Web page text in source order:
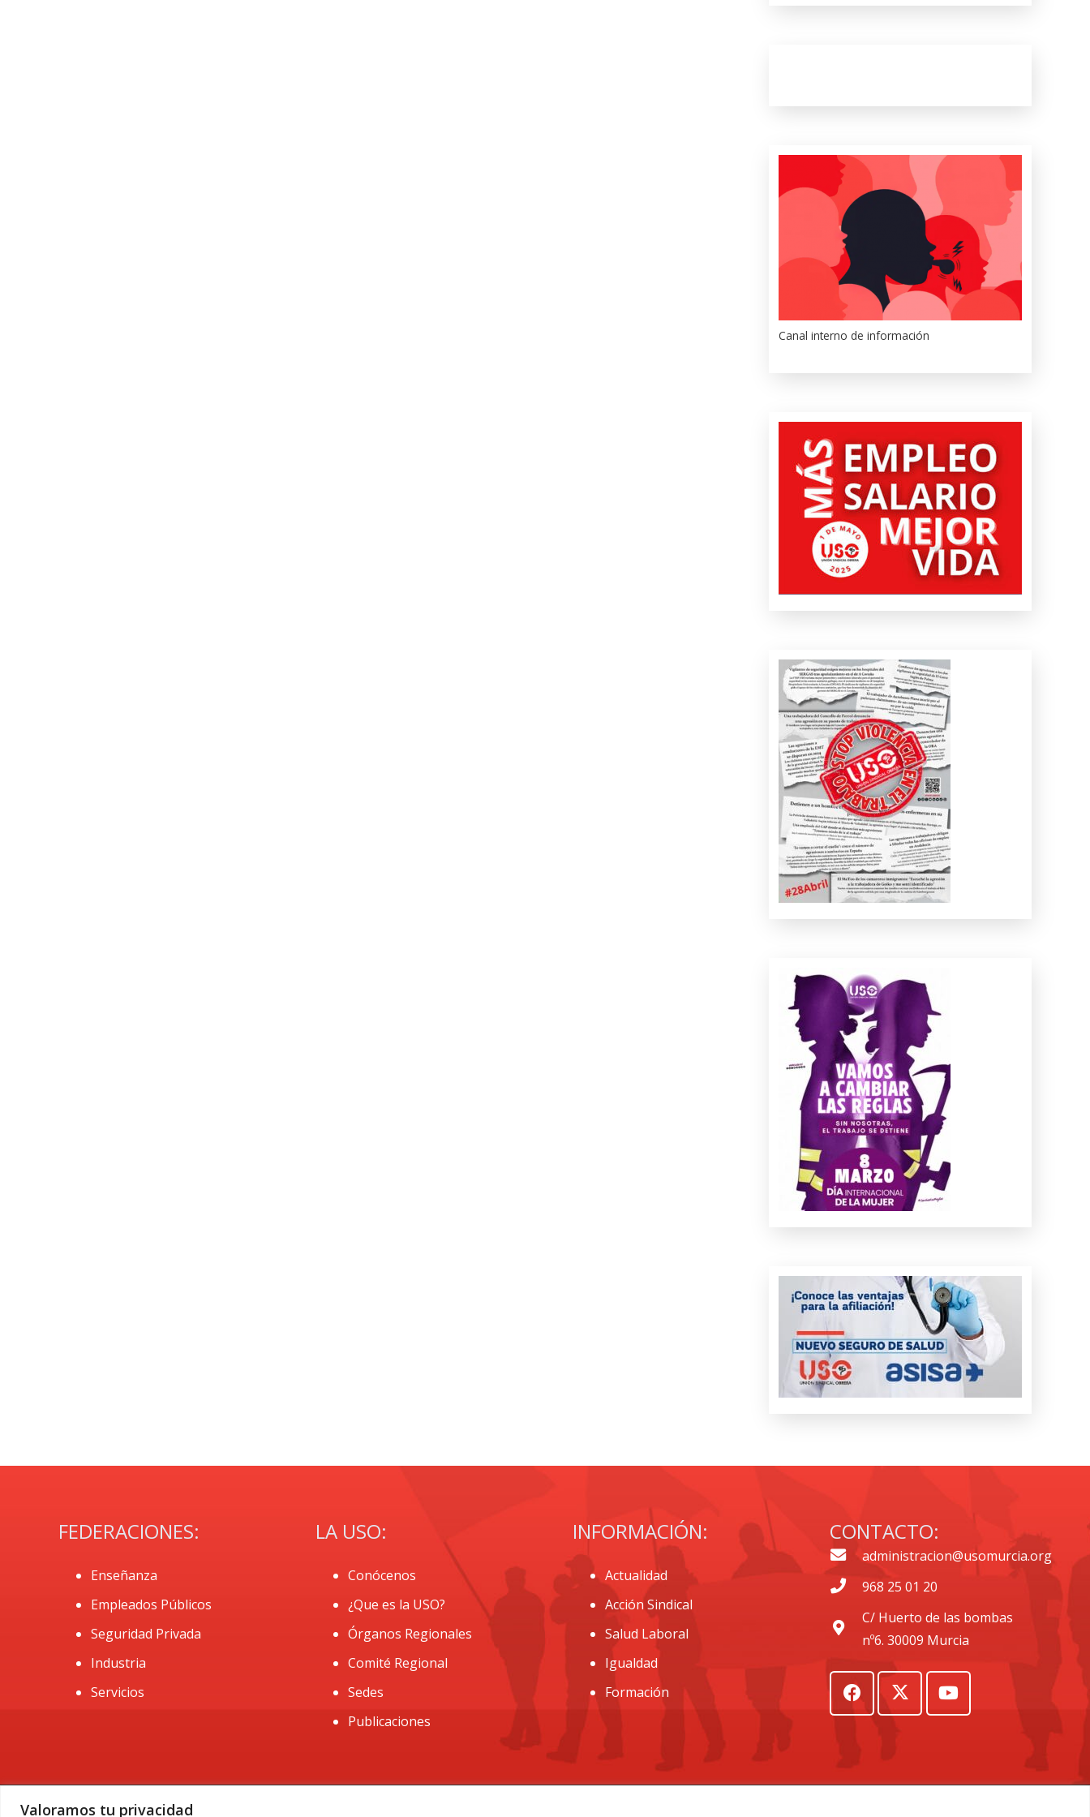
Valoramos tu privacidad
Canal interno de información
FEDERACIONES:
Enseñanza
Empleados Públicos
Seguridad Privada
Industria
Servicios
LA USO:
Conócenos
¿Que es la USO?
Órganos Regionales
Comité Regional
Sedes
Publicaciones
INFORMACIÓN:
Actualidad
Acción Sindical
Salud Laboral
Igualdad
Formación
CONTACTO:
administracion@usomurcia.org
968 25 01 20
C/ Huerto de las bombas
nº6. 30009 Murcia